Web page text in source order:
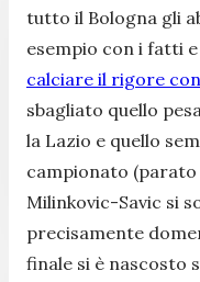
tutto il Bologna gli
esempio con i fatti
calciare il rigore
sbagliato quello
la Lazio e quello
campionato
Milinkovic-Savic si
precisamente
finale si è nascosto